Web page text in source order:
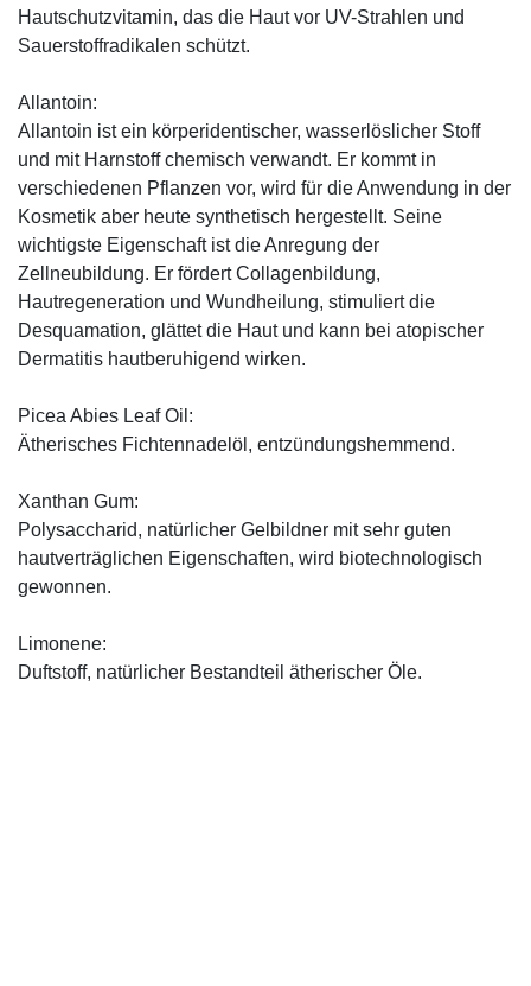
Hautschutzvitamin, das die Haut vor UV-Strahlen und
Sauerstoffradikalen schützt.
Allantoin:
Allantoin ist ein körperidentischer, wasserlöslicher Stoff
und mit Harnstoff chemisch verwandt. Er kommt in
verschiedenen Pflanzen vor, wird für die Anwendung in der
Kosmetik aber heute synthetisch hergestellt. Seine
wichtigste Eigenschaft ist die Anregung der
Zellneubildung. Er fördert Collagenbildung,
Hautregeneration und Wundheilung, stimuliert die
Desquamation, glättet die Haut und kann bei atopischer
Dermatitis hautberuhigend wirken.
Picea Abies Leaf Oil:
Ätherisches Fichtennadelöl, entzündungshemmend.
Xanthan Gum:
Polysaccharid, natürlicher Gelbildner mit sehr guten
hautverträglichen Eigenschaften, wird biotechnologisch
gewonnen.
Limonene:
Duftstoff, natürlicher Bestandteil ätherischer Öle.